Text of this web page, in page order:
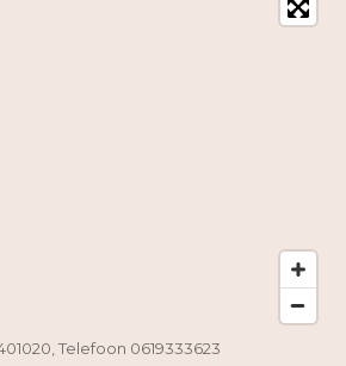
Telefoon 0619333623